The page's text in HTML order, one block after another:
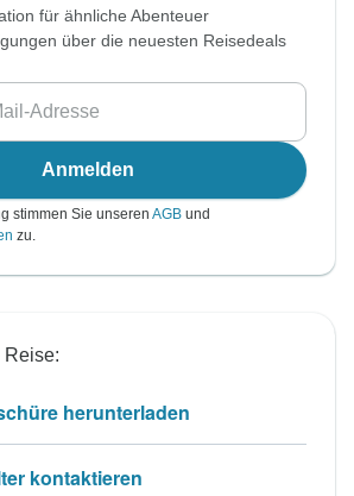
für ähnliche Abenteuer
über die neuesten Reisedeals
Anmelden
stimmen Sie unseren AGB und
zu.
Reise:
herunterladen
kontaktieren